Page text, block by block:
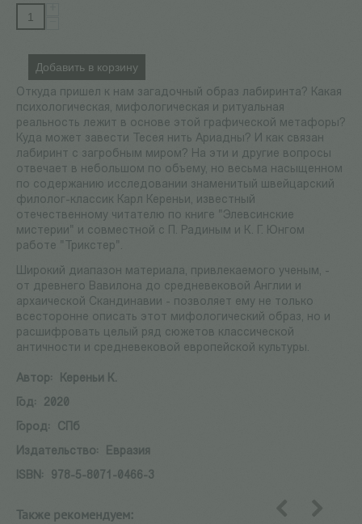
Добавить в корзину
Откуда пришел к нам загадочный образ лабиринта? Какая
психологическая, мифологическая и ритуальная
реальность лежит в основе этой графической метафоры?
Куда может завести Тесея нить Ариадны? И как связан
лабиринт с загробным миром? На эти и другие вопросы
отвечает в небольшом по объему, но весьма насыщенном
по содержанию исследовании знаменитый швейцарский
филолог-классик Карл Кереньи, известный
отечественному читателю по книге "Элевсинские
мистерии" и совместной с П. Радиным и К. Г. Юнгом
работе "Трикстер".
Широкий диапазон материала, привлекаемого ученым, -
от древнего Вавилона до средневековой Англии и
архаической Скандинавии - позволяет ему не только
всесторонне описать этот мифологический образ, но и
расшифровать целый ряд сюжетов классической
античности и средневековой европейской культуры.
Автор:
Кереньи К.
Год:
2020
Город:
СПб
Издательство:
Евразия
ISBN:
978-5-8071-0466-3
Также рекомендуем: